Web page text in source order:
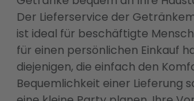
Der Lieferservice der
ist ideal für beschäftigte
für einen persönlichen Einkauf
diejenigen, die einfach den
Bequemlichkeit einer Lieferung